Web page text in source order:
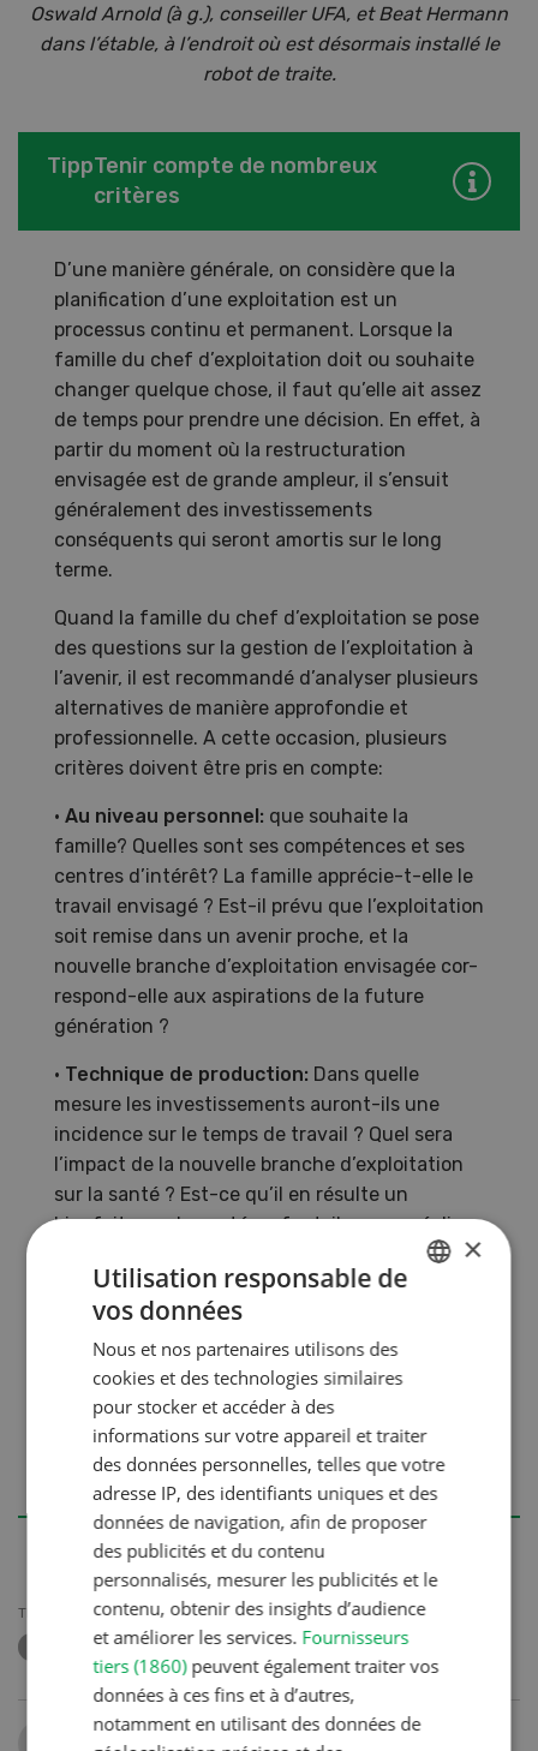
Oswald Arnold (à g.), conseiller UFA, et Beat Hermann
dans l’étable, à l’endroit où est désormais installé le
robot de traite.
TippTenir compte de nombreux
critères
D’une manière générale, on considère que la
planification d’une exploitation est un
processus continu et permanent. Lorsque la
famille du chef d’exploitation doit ou souhaite
changer quelque chose, il faut qu’elle ait assez
de temps pour prendre une décision. En effet, à
partir du moment où la restructuration
envisagée est de grande ampleur, il s’ensuit
généralement des investissements
conséquents qui seront amortis sur le long
terme.
Quand la famille du chef d’exploitation se pose
des questions sur la gestion de l’exploitation à
l’avenir, il est recommandé d’analyser plusieurs
alternatives de manière approfondie et
professionnelle. A cette occasion, plusieurs
critères doivent être pris en compte:
• Au niveau personnel: que souhaite la
famille? Quelles sont ses compétences et ses
centres d’intérêt? La famille apprécie-t-elle le
travail envisagé ? Est-il prévu que l’exploitation
soit remise dans un avenir proche, et la
nouvelle branche d’exploitation envisagée cor-
respond-elle aux aspirations de la future
génération ?
• Technique de production: Dans quelle
mesure les investissements auront-ils une
incidence sur le temps de travail ? Quel sera
l’impact de la nouvelle branche d’exploitation
sur la santé ? Est-ce qu’il en résulte un
bienfait pour la santé ou faut-il encore réaliser
Finances:quel sera le revenu futur ? Quelles
et futures pour le produit ? Comment les
investissements envisagés seront-ils financés
? Les fonds propres sontils suffisants ou faut-il
prévoir une source de financement externe ?
(voir page 12)
THÈMES
PLANIFICATION D'ENTREPRISE
Partager
×
Utilisation responsable de
vos données
Nous et nos partenaires utilisons des
cookies et des technologies similaires
pour stocker et accéder à des
informations sur votre appareil et traiter
des données personnelles, telles que votre
adresse IP, des identifiants uniques et des
données de navigation, afin de proposer
des publicités et du contenu
personnalisés, mesurer les publicités et le
contenu, obtenir des insights d’audience
et améliorer les services. Fournisseurs
tiers (1860)peuvent également traiter vos
données à ces fins et à d’autres,
notamment en utilisant des données de